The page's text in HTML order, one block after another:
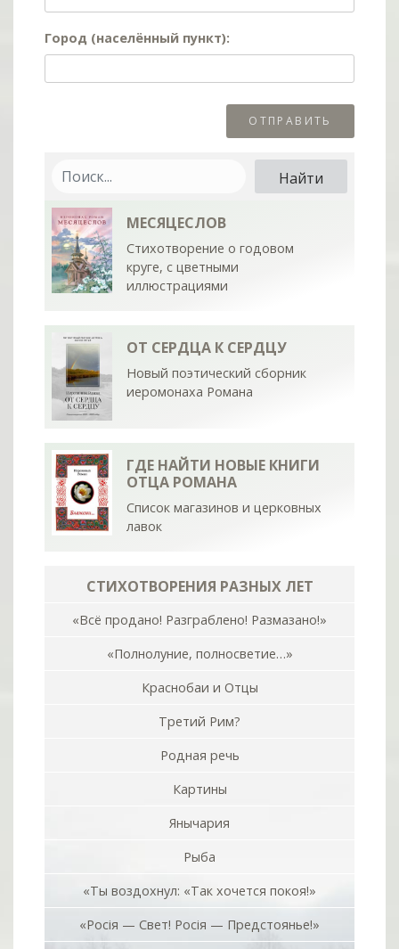
Город (населённый пункт):
МЕСЯЦЕСЛОВ
Стихотворение о годовом
круге, с цветными
иллюстрациями
ОТ СЕРДЦА К СЕРДЦУ
Новый поэтический сборник
иеромонаха Романа
ГДЕ НАЙТИ НОВЫЕ КНИГИ
ОТЦА РОМАНА
Список магазинов и церковных
лавок
СТИХОТВОРЕНИЯ РАЗНЫХ ЛЕТ
«Всё продано! Разграблено! Размазано!»
«Полнолуние, полносветие…»
Краснобаи и Отцы
Третий Рим?
Родная речь
Картины
Янычария
Рыба
«Ты воздохнул: «Так хочется покоя!»
«Росiя — Свет! Росiя — Предстоянье!»